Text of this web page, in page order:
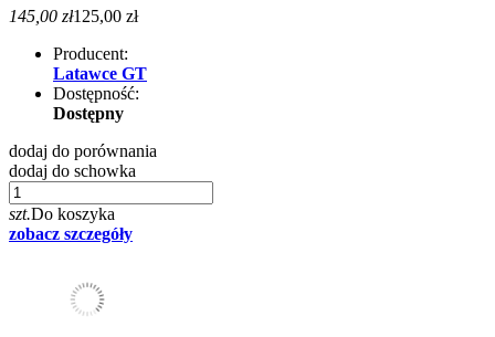
145,00 zł125,00 zł
Producent:
Latawce GT
Dostępność:
Dostępny
dodaj do porównania
dodaj do schowka
szt.Do koszyka
zobacz szczegóły